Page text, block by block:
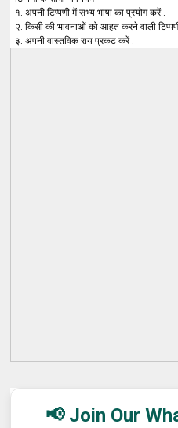
१. अपनी टिप्पणी में सभ्य भाषा का प्रयोग करें .
२. किसी की भावनाओं को आहत करने वाली
३. अपनी वास्तविक राय प्रकट करें .
📢 Join Our